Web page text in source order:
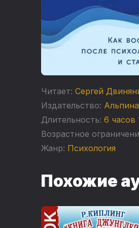
Читает: Сергей
Издательство:
Длительность: 6 часов
Возрастное
Жанр: Психология
Похожие